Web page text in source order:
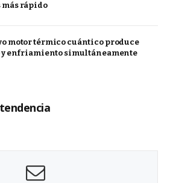
más rápido
motor térmico cuántico produce
y enfriamiento simultáneamente